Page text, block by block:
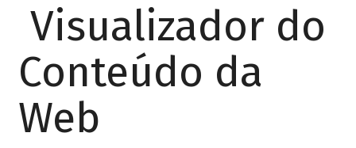
Visualizador do
Conteúdo da
Web